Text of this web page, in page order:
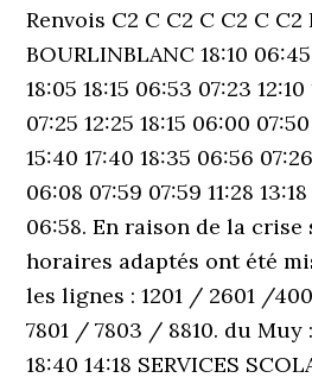
Renvois C2 C C2 C C2 C C2
BOURLINBLANC 18:10
18:05 18:15 06:53 07:23
07:25 12:25 18:15 06:00
15:40 17:40 18:35 06:56
06:08 07:59 07:59 11:28
06:58. En raison de la crise
horaires adaptés ont été
les lignes : 1201 / 2601 /
7801 / 7803 / 8810. du Muy
18:40 14:18 SERVICES